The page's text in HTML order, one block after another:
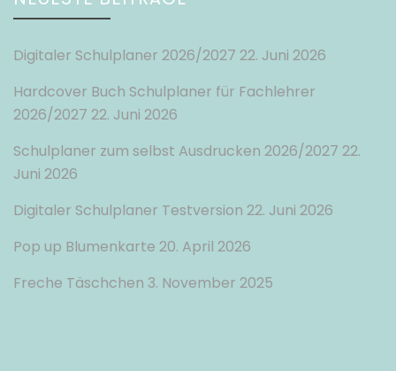
Digitaler Schulplaner 2026/2027 22. Juni 2026
Hardcover Buch Schulplaner für Fachlehrer
2026/2027 22. Juni 2026
Schulplaner zum selbst Ausdrucken 2026/2027 22.
Juni 2026
Digitaler Schulplaner Testversion 22. Juni 2026
Pop up Blumenkarte 20. April 2026
Freche Täschchen 3. November 2025